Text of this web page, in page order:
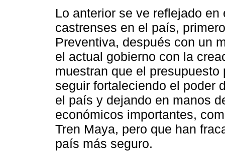
Lo anterior se ve reflejado
castrenses en el país,
Preventiva, después con un
el actual gobierno con la
muestran que el
seguir fortaleciendo el poder
el país y dejando en manos
económicos importantes,
Tren Maya, pero que han
país más seguro.